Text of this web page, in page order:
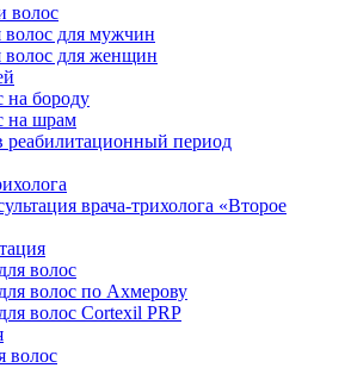
волос
волос для мужчин
волос для женщин
на бороду
на шрам
реабилитационный период
врача-трихолога «Второе
волос
волос по Ахмерову
волос Cortexil PRP
волос